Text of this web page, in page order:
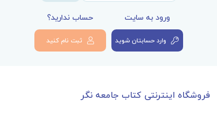
ورود به سایت
وارد حسابتان شوید
حساب ندارید؟
ثبت نام کنید
فروشگاه اینترنتی کتاب جامعه نگر